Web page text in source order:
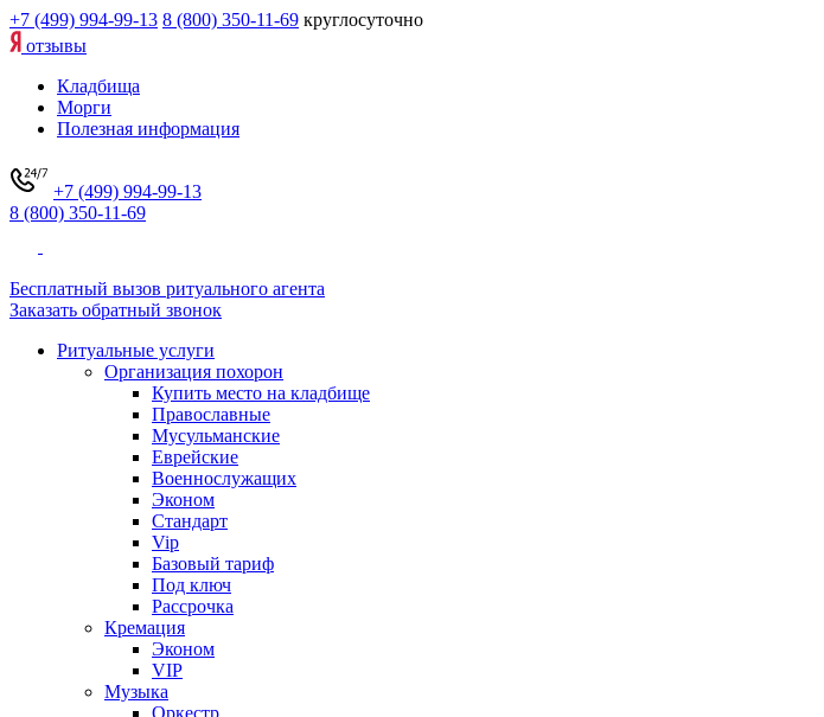
+7 (499) 994-99-13 8 (800) 350-11-69 круглосуточно
отзывы
Кладбища
Морги
Полезная информация
+7 (499) 994-99-13
8 (800) 350-11-69
Бесплатный вызов ритуального агента
Заказать обратный звонок
Ритуальные услуги
Организация похорон
Купить место на кладбище
Православные
Мусульманские
Еврейские
Военнослужащих
Эконом
Стандарт
Vip
Базовый тариф
Под ключ
Рассрочка
Кремация
Эконом
VIP
Музыка
Оркестр